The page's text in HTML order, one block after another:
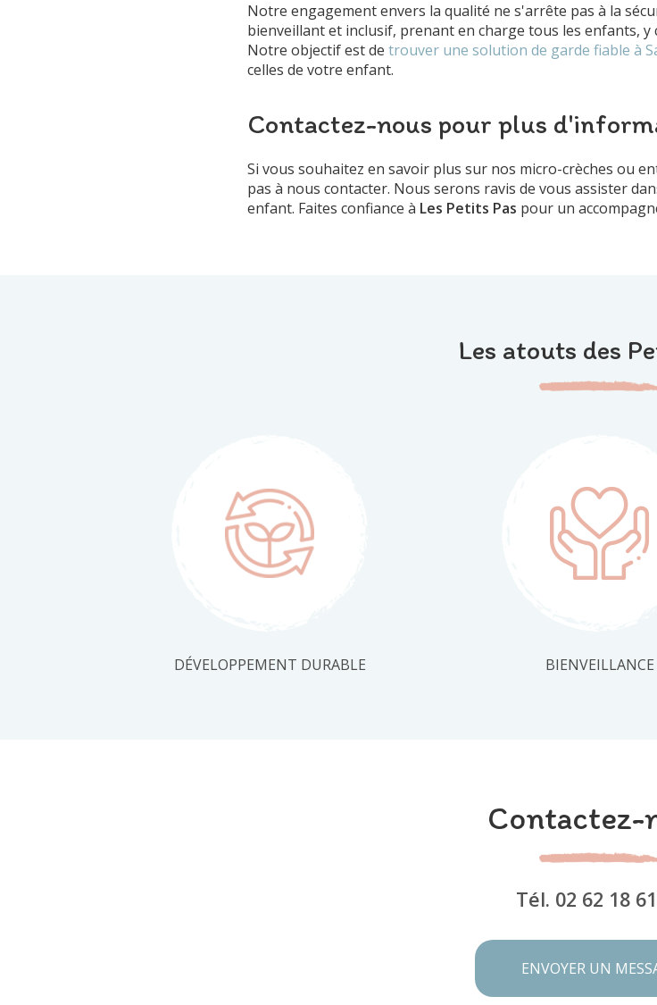
Notre engagement envers la qualité ne s'arrête pas à la
bienveillant et inclusif, prenant en charge tous les enfants, y
Notre objectif est de trouver une solution de garde fiable à
celles de votre enfant.
Contactez-nous pour plus
Si vous souhaitez en savoir plus sur nos micro-crèches ou
pas à nous contacter. Nous serons ravis de vous assister
enfant. Faites confiance à Les Petits Pas pour un
Les atouts des
DÉVELOPPEMENT DURABLE BIENVEILLANCE
Contactez-
Tél. 02 62 18
ENVOYER UN